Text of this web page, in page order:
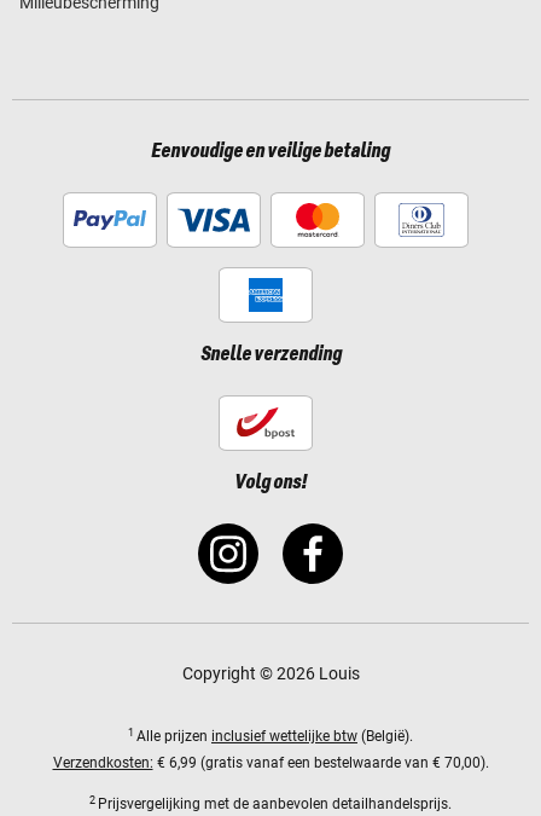
Eenvoudige en veilige betaling
Snelle verzending
Volg ons!
Copyright © 2026 Louis
1 Alle prijzen inclusief wettelijke btw (België).
Verzendkosten: € 6,99 (gratis vanaf een bestelwaarde van € 70,00).
2 Prijsvergelijking met de aanbevolen detailhandelsprijs.